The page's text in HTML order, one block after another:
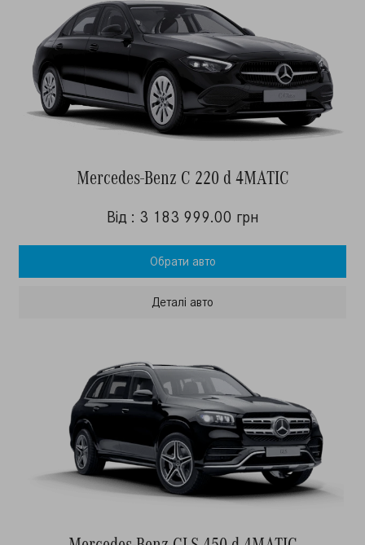
Mercedes-Benz C 220 d 4MATIC
Від : 3 183 999.00 грн
Обрати авто
Деталi авто